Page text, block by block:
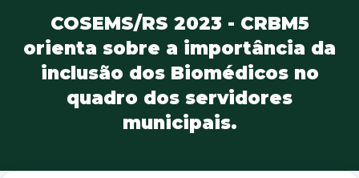
COSEMS/RS 2023 - CRBM5
orienta sobre a importância da
inclusão dos Biomédicos no
quadro dos servidores
municipais.